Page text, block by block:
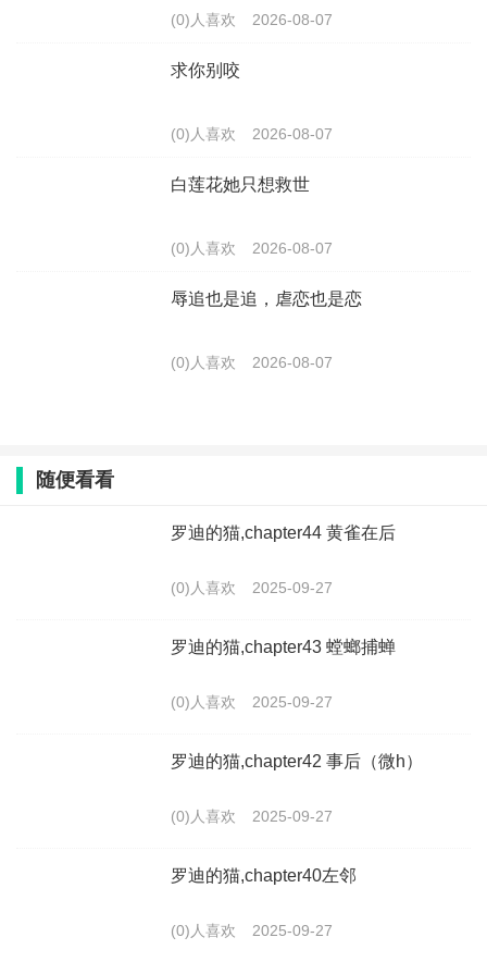
(0)人喜欢 2026-08-07
求你别咬
(0)人喜欢 2026-08-07
白莲花她只想救世
(0)人喜欢 2026-08-07
辱追也是追，虐恋也是恋
(0)人喜欢 2026-08-07
随便看看
罗迪的猫,chapter44 黄雀在后
(0)人喜欢 2025-09-27
罗迪的猫,chapter43 螳螂捕蝉
(0)人喜欢 2025-09-27
罗迪的猫,chapter42 事后（微h）
(0)人喜欢 2025-09-27
罗迪的猫,chapter40左邻
(0)人喜欢 2025-09-27